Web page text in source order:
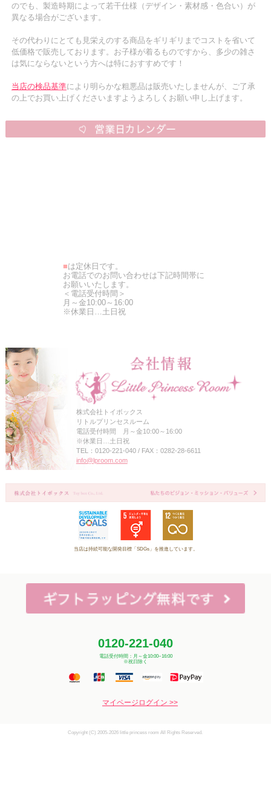
のでも、製造時期によって若干仕様（デザイン・素材感・色合い）が
異なる場合がございます。
その代わりにとても見栄えのする商品をギリギリまでコストを省いて
低価格で販売しております。お子様が着るものですから、多少の雑さ
は気にならないという方へは特におすすめです！
当店の検品基準により明らかな粗悪品は販売いたしませんが、ご了承
の上でお買い上げくださいますようよろしくお願い申し上げます。
■は定休日です。
お電話でのお問い合わせは下記時間帯に
お願いいたします。
＜電話受付時間＞
月～金10:00～16:00
※休業日…土日祝
株式会社トイボックス
リトルプリンセスルーム
電話受付時間 月～金10:00～16:00
※休業日…土日祝
TEL：0120-221-040 / FAX：0282-28-6611
info@lproom.com
当店は持続可能な開発目標「SDGs」を推進しています。
0120-221-040
電話受付時間：月～金10:00~16:00
※祝日除く
マイページログイン >>
Copyright (C) 2005-2026 little princess room All Rights Reserved.